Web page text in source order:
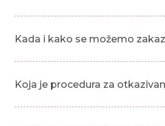
Kada i kako se možemo
Koja je procedura za